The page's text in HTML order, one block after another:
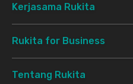
Kerjasama Rukita
Rukita for Business
Tentang Rukita